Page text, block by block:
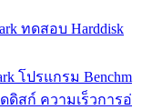
ทดสอบ Harddisk
โปรแกรม Benchm
ดิสก์ ความเร็วการอ่